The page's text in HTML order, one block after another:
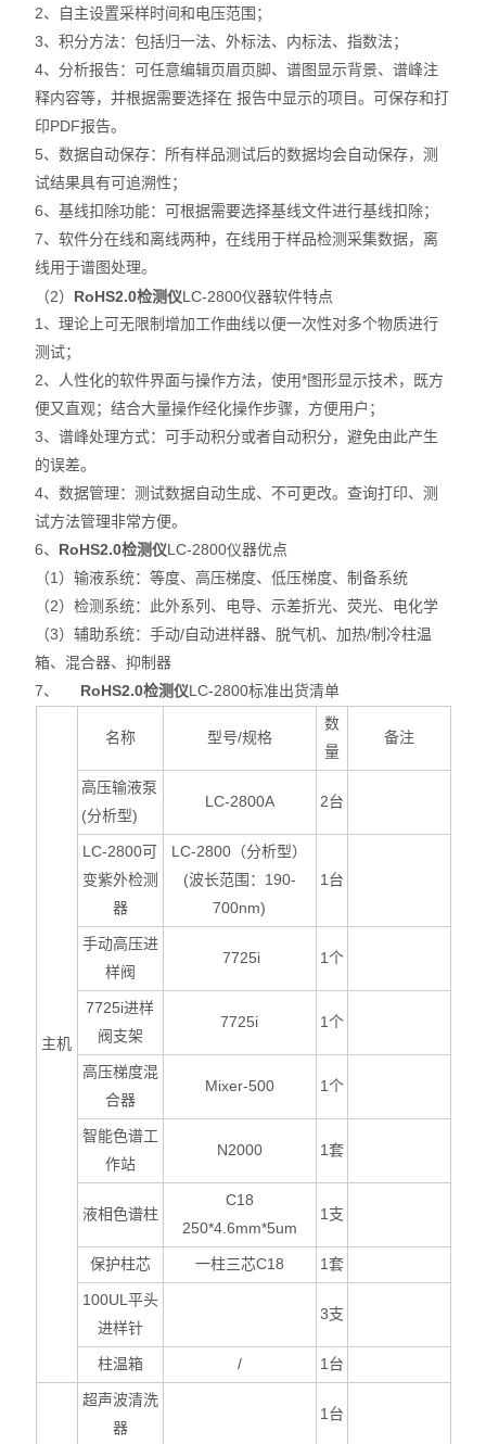
2、自主设置采样时间和电压范围；
3、积分方法：包括归一法、外标法、内标法、指数法；
4、分析报告：可任意编辑页眉页脚、谱图显示背景、谱峰注
释内容等，并根据需要选择在 报告中显示的项目。可保存和打
印PDF报告。
5、数据自动保存：所有样品测试后的数据均会自动保存，测
试结果具有可追溯性；
6、基线扣除功能：可根据需要选择基线文件进行基线扣除；
7、软件分在线和离线两种，在线用于样品检测采集数据，离
线用于谱图处理。
（2） RoHS2.0检测仪LC-2800仪器软件特点
1 、理论上可无限制增加工作曲线以便一次性对多个物质进行
测试；
2、人性化的软件界面与操作方法，使用*图形显示技术，既方
便又直观；结合大量操作经化操作步骤，方便用户；
3、谱峰处理方式：可手动积分或者自动积分，避免由此产生
的误差。
4、数据管理：测试数据自动生成、不可更改。查询打印、测
试方法管理非常方便。
6、 RoHS2.0检测仪LC-2800仪器优点
（1）输液系统：等度、高压梯度、低压梯度、制备系统
（2）检测系统：此外系列、电导、示差折光、荧光、电化学
（3）辅助系统：手动/自动进样器、脱气机、加热/制冷柱温
箱、混合器、抑制器
7、 RoHS2.0检测仪LC-2800标准出货清单
主机
名称 型号/规格
数
量
备注
高压输液泵
(分析型)
LC-2800A 2台
LC-2800可
变紫外检测
器
LC-2800 （分析型）
(波长范围： 190-
700nm)
1 台
手动高压进
样阀
7725i 1个
7725i进样
阀支架
7725i 1个
高压梯度混
合器
Mixer-500 1个
智能色谱工
作站
N2000 1套
液相色谱柱
C18
250*4.6mm*5um
1 支
保护柱芯 一柱三芯C18 1套
100UL 平头
进样针
3支
柱温箱 / 1 台
超声波清洗
器
1 台